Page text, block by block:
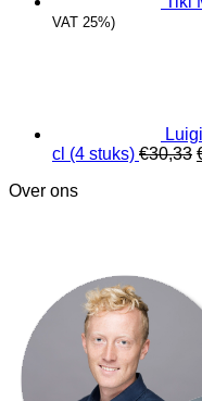
VAT 25%)
cl (4 stuks) €30,33
Over ons